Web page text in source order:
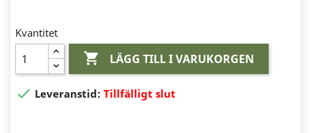
Kvantitet
 LÄGG TILL I VARUKORGEN
 Leveranstid: Tillfälligt slut